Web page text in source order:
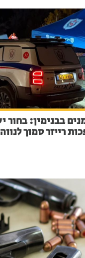
סמוך לנווה ארז